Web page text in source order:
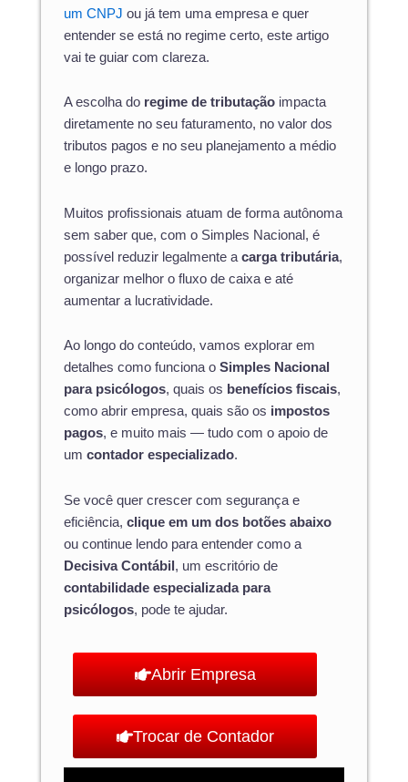
um CNPJ ou já tem uma empresa e quer
entender se está no regime certo, este artigo
vai te guiar com clareza.
A escolha do regime de tributação impacta
diretamente no seu faturamento, no valor dos
tributos pagos e no seu planejamento a médio
e longo prazo.
Muitos profissionais atuam de forma autônoma
sem saber que, com o Simples Nacional, é
possível reduzir legalmente a carga tributária,
organizar melhor o fluxo de caixa e até
aumentar a lucratividade.
Ao longo do conteúdo, vamos explorar em
detalhes como funciona o Simples Nacional
para psicólogos, quais os benefícios fiscais,
como abrir empresa, quais são os impostos
pagos, e muito mais — tudo com o apoio de
um contador especializado.
Se você quer crescer com segurança e
eficiência, clique em um dos botões abaixo
ou continue lendo para entender como a
Decisiva Contábil , um escritório de
contabilidade especializada para
psicólogos, pode te ajudar.
Abrir Empresa
Trocar de Contador